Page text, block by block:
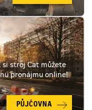
si stroj Cat můžete
pronájmu online!
PŮJČOVNA